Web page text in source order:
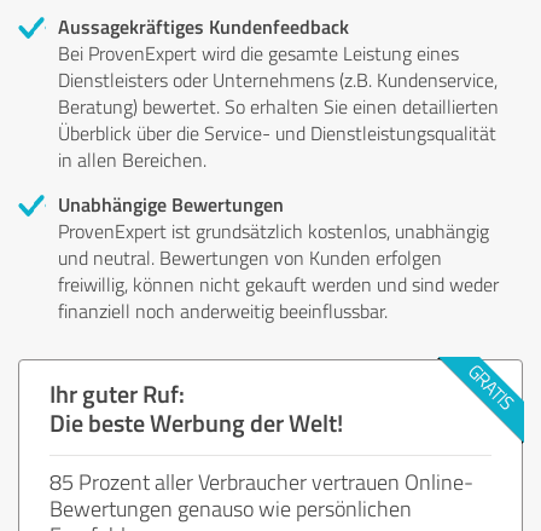
Aussagekräftiges Kundenfeedback
Bei ProvenExpert wird die gesamte Leistung eines
Dienstleisters oder Unternehmens (z.B. Kundenservice,
Beratung) bewertet. So erhalten Sie einen detaillierten
Überblick über die Service- und Dienstleistungsqualität
in allen Bereichen.
Unabhängige Bewertungen
ProvenExpert ist grundsätzlich kostenlos, unabhängig
und neutral. Bewertungen von Kunden erfolgen
freiwillig, können nicht gekauft werden und sind weder
finanziell noch anderweitig beeinflussbar.
Ihr guter Ruf:
Die beste Werbung der Welt!
85 Prozent aller Verbraucher vertrauen Online-
Bewertungen genauso wie persönlichen